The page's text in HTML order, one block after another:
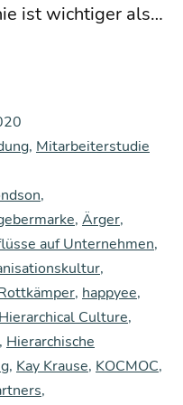
ist wich­ti­ger als…
, Mitarbeiterstudie
,
, Ärger,
auf Unternehmen,
,
, happyee,
Hierarchical Culture,
, Hierarchische
, Kay Krause, KOCMOC,
,